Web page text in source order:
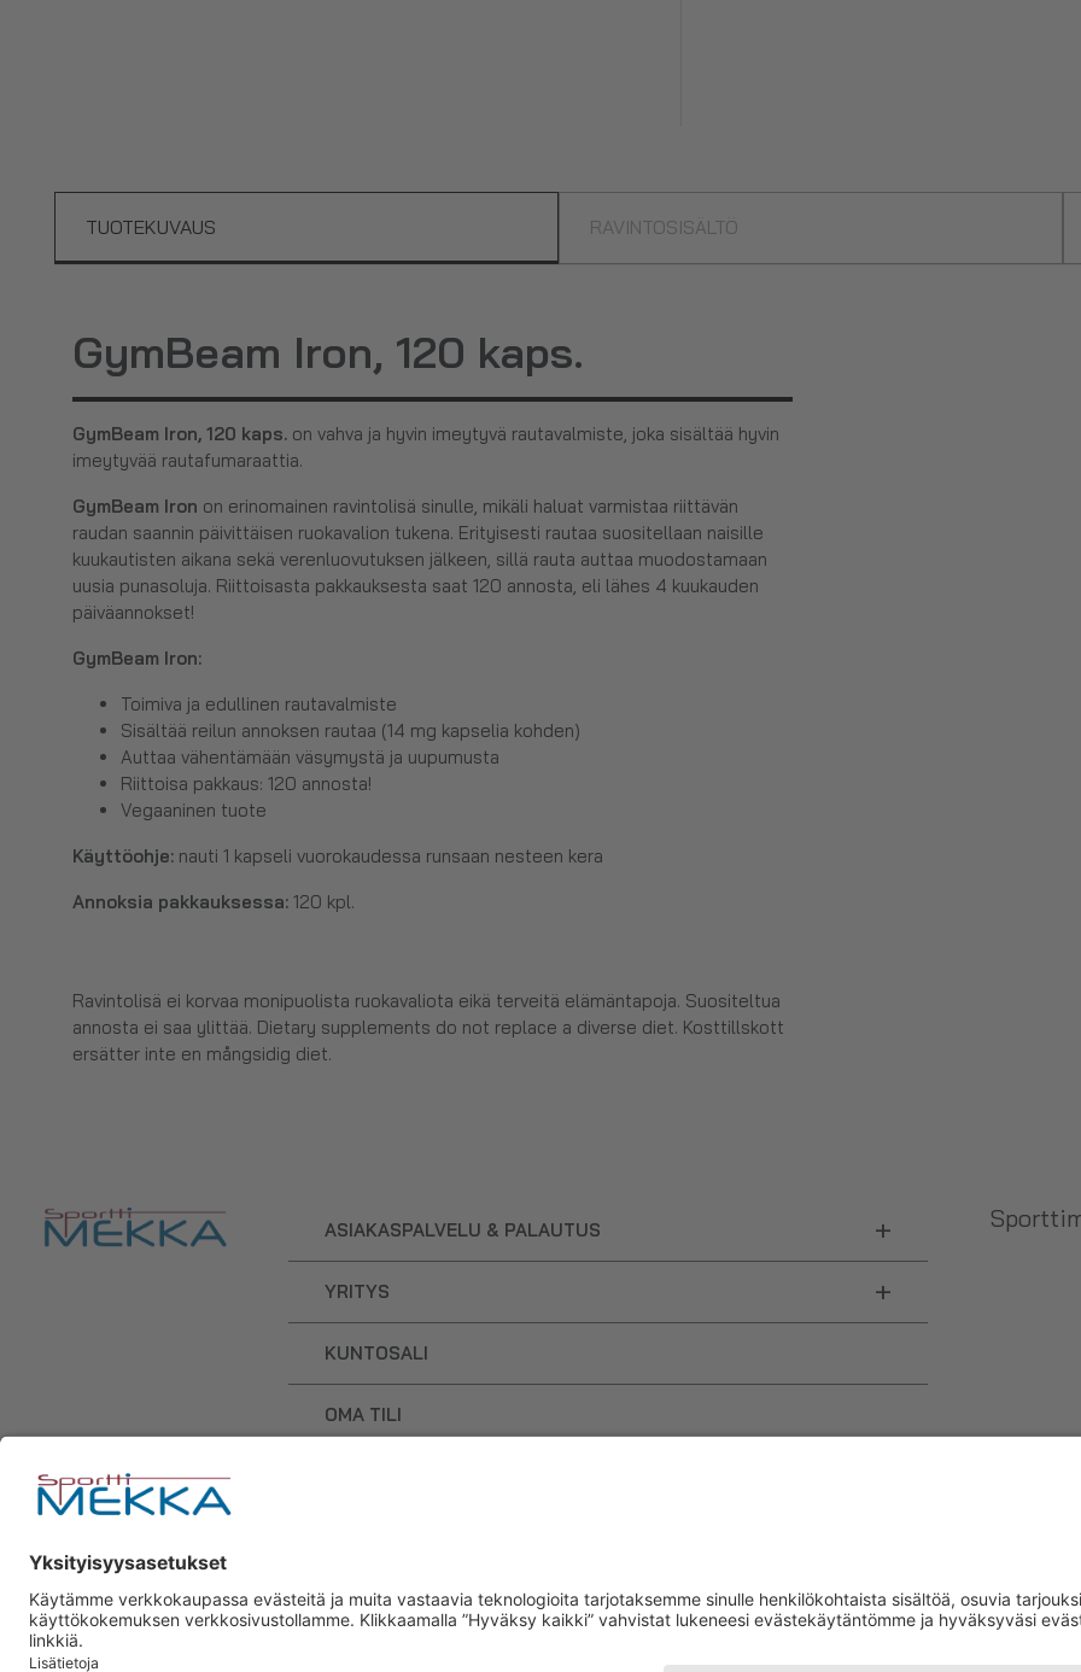
TUOTEKUVAUS RAVINTOSISÄLTÖ
GymBeam Iron, 120 kaps.
GymBeam Iron, 120 kaps. on vahva ja hyvin imeytyvä rautavalmiste, joka sisältää hyvin
imeytyvää rautafumaraattia.
GymBeam Iron on erinomainen ravintolisä sinulle, mikäli haluat varmistaa riittävän
raudan saannin päivittäisen ruokavalion tukena. Erityisesti rautaa suositellaan naisille
kuukautisten aikana sekä verenluovutuksen jälkeen, sillä rauta auttaa muodostamaan
uusia punasoluja. Riittoisasta pakkauksesta saat 120 annosta, eli lähes 4 kuukauden
päiväannokset!
GymBeam Iron:
Toimiva ja edullinen rautavalmiste
Sisältää reilun annoksen rautaa (14 mg kapselia kohden)
Auttaa vähentämään väsymystä ja uupumusta
Riittoisa pakkaus: 120 annosta!
Vegaaninen tuote
Käyttöohje: nauti 1 kapseli vuorokaudessa runsaan nesteen kera
Annoksia pakkauksessa: 120 kpl.
Ravintolisä ei korvaa monipuolista ruokavaliota eikä terveitä elämäntapoja. Suositeltua
annosta ei saa ylittää. Dietary supplements do not replace a diverse diet. Kosttillskott
ersätter inte en mångsidig diet.
ASIAKASPALVELU & PALAUTUS +
YRITYS +
KUNTOSALI
OMA TILI